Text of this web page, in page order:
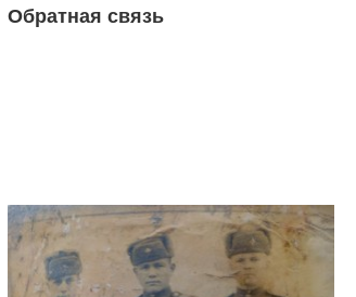
Обратная связь